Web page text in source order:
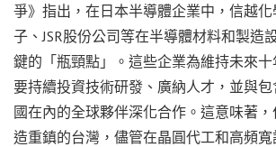
爭》指出，在日本半導體企業中，信越
子、JSR股份公司等在半導體材料和製造
鍵的「瓶頸點」。這些企業為維持未來
要持續投資技術研發、廣納人才，並與
國在內的全球夥伴深化合作。這意味著
造重鎮的台灣，儘管在晶圓代工和高頻